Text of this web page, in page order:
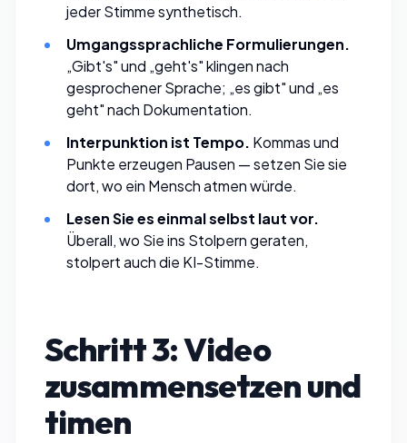
jeder Stimme synthetisch.
Umgangssprachliche Formulierungen.
„Gibt's" und „geht's" klingen nach
gesprochener Sprache; „es gibt" und „es
geht" nach Dokumentation.
Interpunktion ist Tempo. Kommas und
Punkte erzeugen Pausen — setzen Sie sie
dort, wo ein Mensch atmen würde.
Lesen Sie es einmal selbst laut vor.
Überall, wo Sie ins Stolpern geraten,
stolpert auch die KI-Stimme.
Schritt 3: Video
zusammensetzen und
timen